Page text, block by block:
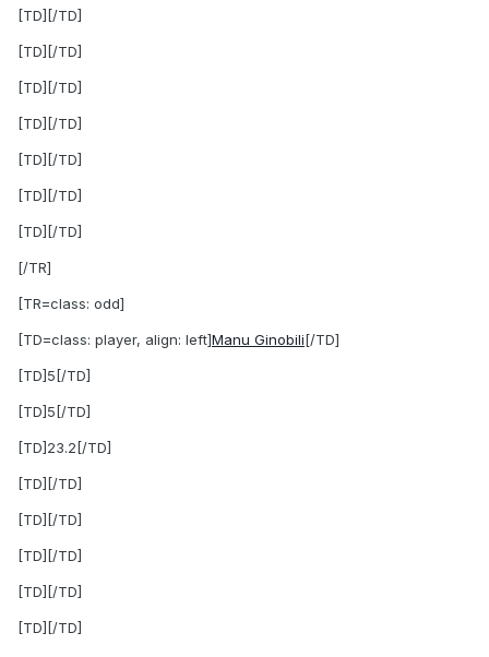
[TD][/TD]
[TD][/TD]
[TD][/TD]
[TD][/TD]
[TD][/TD]
[TD][/TD]
[TD][/TD]
[/TR]
[TR=class: odd]
[TD=class: player, align: left]Manu Ginobili[/TD]
[TD]5[/TD]
[TD]5[/TD]
[TD]23.2[/TD]
[TD][/TD]
[TD][/TD]
[TD][/TD]
[TD][/TD]
[TD][/TD]